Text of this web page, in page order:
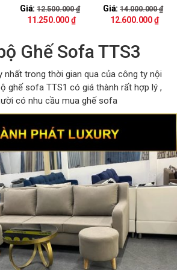
2
Giá: 12.500.000₫
11.250.000₫
3
Giá: 14.000.000₫
12.600.000₫
Ghế Sofa TTS3
nhất trong thời gian qua của công ty nội
ghế sofa TTS1 có giá thành rất hợp lý ,
có nhu cầu mua ghế sofa